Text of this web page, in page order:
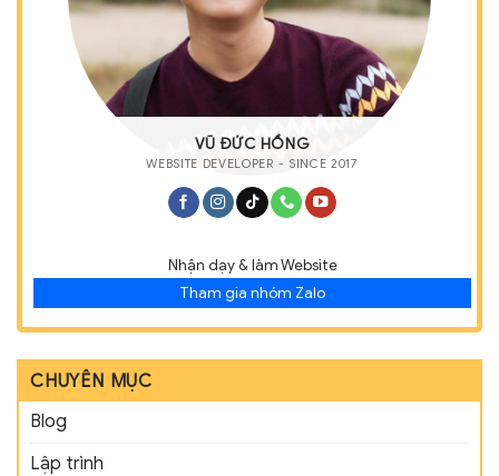
VŨ ĐỨC HỒNG
WEBSITE DEVELOPER - SINCE 2017
Nhận dạy & làm Website
Tham gia nhóm Zalo
CHUYÊN MỤC
Blog
Lập trình